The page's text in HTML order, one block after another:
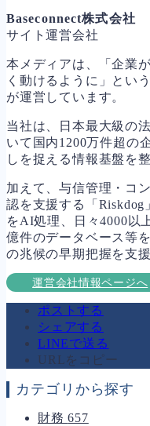
Baseconnect株式会社
サイト運営会社
本メディアは、「企業
く動けるように」とい
が運営しています。
当社は、日本最大級の
いて国内1200万件超の
しを捉える情報基盤を
加えて、与信管理・コ
認を支援する「Riskdog
をAI処理、日々4000以
億件のデータベース等
の兆候の早期把握を支
運営会社情報ページへ
ポストする
シェアする
LINEで送る
URLをコピー
カテゴリから探す
財務657